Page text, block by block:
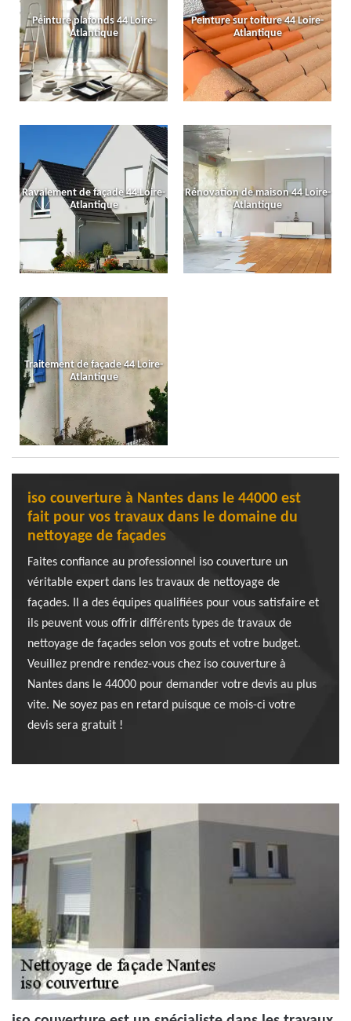
Peinture plafonds 44 Loire-
Atlantique
Peinture sur toiture 44 Loire-
Atlantique
Ravalement de façade 44 Loire-
Atlantique
Rénovation de maison 44 Loire-
Atlantique
Traitement de façade 44 Loire-
Atlantique
iso couverture à Nantes dans le 44000 est
fait pour vos travaux dans le domaine du
nettoyage de façades
Faites confiance au professionnel iso couverture un
véritable expert dans les travaux de nettoyage de
façades. Il a des équipes qualifiées pour vous satisfaire et
ils peuvent vous offrir différents types de travaux de
nettoyage de façades selon vos gouts et votre budget.
Veuillez prendre rendez-vous chez iso couverture à
Nantes dans le 44000 pour demander votre devis au plus
vite. Ne soyez pas en retard puisque ce mois-ci votre
devis sera gratuit !